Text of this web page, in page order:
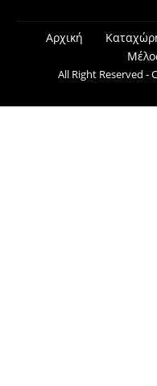
Αρχική
All Right Reserved -